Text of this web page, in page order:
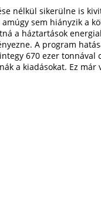
nélkül sikerülne is
sem hiányzik a
a háztartások
A program
670 ezer
a kiadásokat. Ez